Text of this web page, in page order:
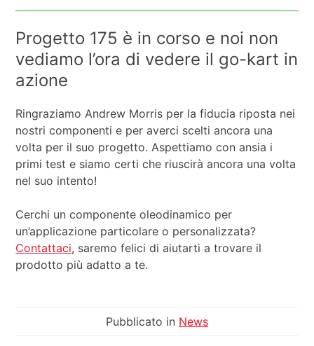
Progetto 175 è in corso e noi non
vediamo l’ora di vedere il go-kart in
azione
Ringraziamo Andrew Morris per la fiducia riposta nei
nostri componenti e per averci scelti ancora una
volta per il suo progetto. Aspettiamo con ansia i
primi test e siamo certi che riuscirà ancora una volta
nel suo intento!
Cerchi un componente oleodinamico per
un’applicazione particolare o personalizzata?
Contattaci, saremo felici di aiutarti a trovare il
prodotto più adatto a te.
Pubblicato in News